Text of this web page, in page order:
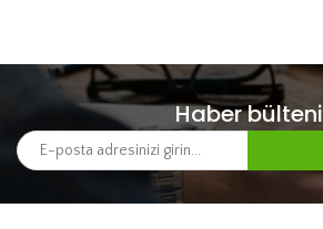
Haber bülteni